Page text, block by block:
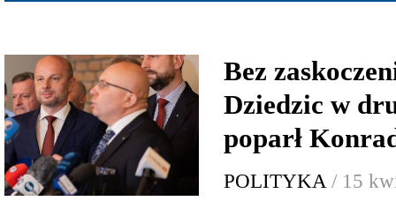
Bez
Dziedzic w
poparł
POLITYKA / 15